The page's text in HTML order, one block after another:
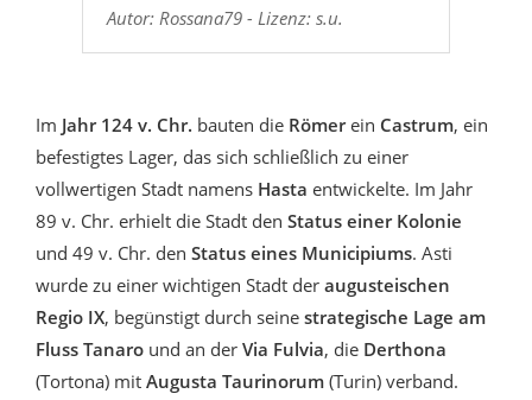
Autor: Rossana79 - Lizenz: s.u.
Im Jahr 124 v. Chr. bauten die Römerein Castrum, ein
befestigtes Lager, das sich schließlich zu einer
vollwertigen Stadt namens Hasta entwickelte. Im Jahr
89 v. Chr. erhielt die Stadt den Status einer Kolonie
und 49 v. Chr. den Status eines Municipiums. Asti
wurde zu einer wichtigen Stadt der augusteischen
Regio IX, begünstigt durch seine strategische Lage am
Fluss Tanaro und an der Via Fulvia, die Derthona
(Tortona) mit Augusta Taurinorum (Turin) verband.